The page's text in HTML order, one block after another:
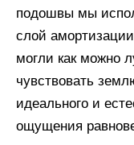
подошвы мы
слой
могли как можно
чувствовать
идеального и
ощущения